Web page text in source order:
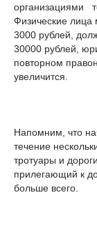
организациями
Физические
3000 рублей,
30000 рублей,
повторном
увеличится.
Напомним, что
течение
тротуары и
прилегающий к
больше всего.